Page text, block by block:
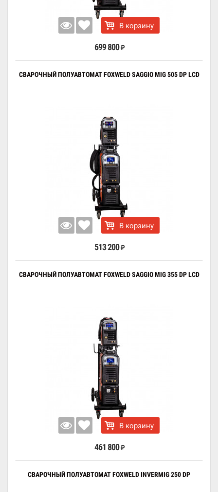
В корзину
699 800 ₽
СВАРОЧНЫЙ ПОЛУАВТОМАТ FOXWELD SAGGIO MIG 505 DP LCD
В корзину
513 200 ₽
СВАРОЧНЫЙ ПОЛУАВТОМАТ FOXWELD SAGGIO MIG 355 DP LCD
В корзину
461 800 ₽
СВАРОЧНЫЙ ПОЛУАВТОМАТ FOXWELD INVERMIG 250 DP